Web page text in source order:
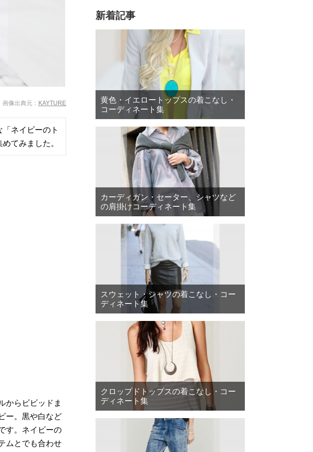
KAYTURE
ネイビーのト
てみました。
からビビッドま
ー。黒や白など
す。ネイビーの
ムとでも合わせ
新着記事
黄色・イエロートップスの着こなし・
コーディネート集
カーディガン・セーター、シャツなど
の肩掛けコーディネート集
スウェット・シャツの着こなし・コー
ディネート集
クロップドトップスの着こなし・コー
ディネート集